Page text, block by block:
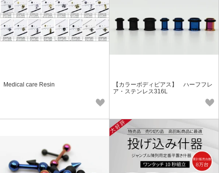
Medical care Resin
【カラーボディピアス】 ハーフフレ
ア・ステンレス316L